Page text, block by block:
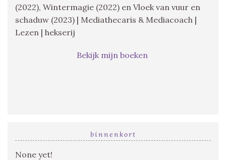
(2022), Wintermagie (2022) en Vloek van vuur en
schaduw (2023) | Mediathecaris & Mediacoach |
Lezen | hekserij
Bekijk mijn boeken
binnenkort
None yet!